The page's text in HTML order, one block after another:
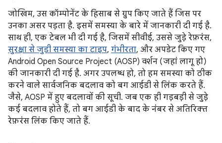
जोखिम, उस कॉम्पोनेंट के हिसाब से ग्रुप किए जाते हैं जिस पर
उनका असर पड़ता है. इसमें समस्या के बारे में जानकारी दी गई है.
साथ ही, एक टेबल भी दी गई है, जिसमें सीवीई, उससे जुड़े रेफ़रंस,
सुरक्षा से जुड़ी समस्या का टाइप, गंभीरता, और अपडेट किए गए
Android Open Source Project (AOSP) वर्शन (जहां लागू हो)
की जानकारी दी गई है. अगर उपलब्ध हो, तो हम समस्या को ठीक
करने वाले सार्वजनिक बदलाव को बग आईडी से लिंक करते हैं.
जैसे, AOSP में हुए बदलावों की सूची. जब एक ही गड़बड़ी से जुड़े
कई बदलाव होते हैं, तो बग आईडी के बाद के नंबर से अतिरिक्त
रेफ़रंस लिंक किए जाते हैं.